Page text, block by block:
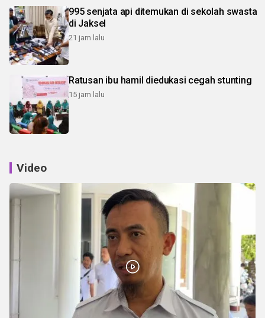
995 senjata api ditemukan di sekolah swasta
di Jaksel
21 jam lalu
Ratusan ibu hamil diedukasi cegah stunting
15 jam lalu
Video